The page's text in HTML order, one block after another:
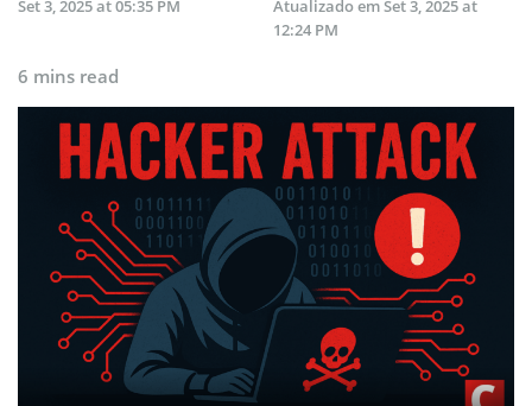
Set 3, 2025 at 05:35 PM Atualizado emSet 3, 2025 at
12:24 PM
6 mins read